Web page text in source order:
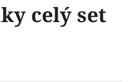
celý set